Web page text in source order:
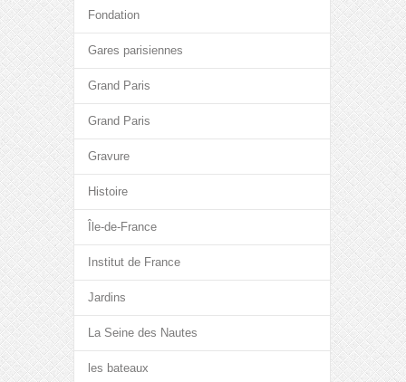
Fondation
Gares parisiennes
Grand Paris
Grand Paris
Gravure
Histoire
Île-de-France
Institut de France
Jardins
La Seine des Nautes
les bateaux